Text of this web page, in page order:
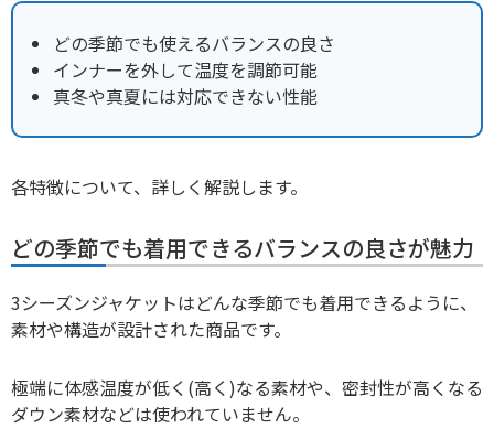
どの季節でも使えるバランスの良さ
インナーを外して温度を調節可能
真冬や真夏には対応できない性能
各特徴について、詳しく解説します。
どの季節でも着用できるバランスの良さが魅力
3シーズンジャケットはどんな季節でも着用できるように、
素材や構造が設計された商品です。
極端に体感温度が低く(高く)なる素材や、密封性が高くなる
ダウン素材などは使われていません。